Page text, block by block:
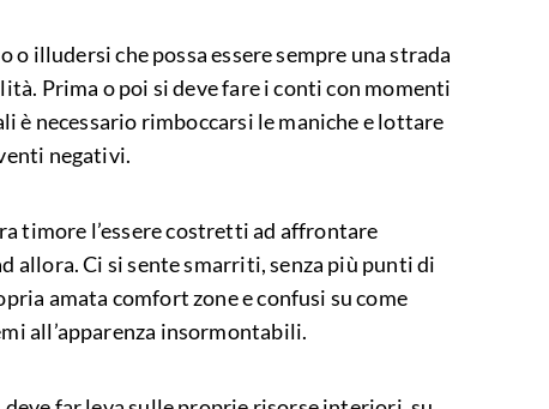
illudersi che possa essere sempre una strada
Prima o poi si deve fare i conti con momenti
è necessario rimboccarsi le maniche e lottare
negativi.
timore l’essere costretti ad affrontare
allora. Ci si sente smarriti, senza più punti di
amata comfort zone e confusi su come
all’apparenza insormontabili.